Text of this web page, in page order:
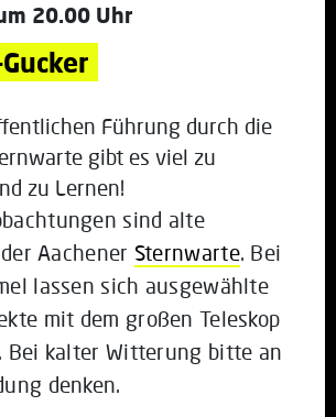
20.00 Uhr
Führung durch die
gibt es viel zu
zu Lernen!
sind alte
Aachener Sternwarte. Bei
lassen sich ausgewählte
mit dem großen Teleskop
Bei kalter Witterung bitte an
denken.